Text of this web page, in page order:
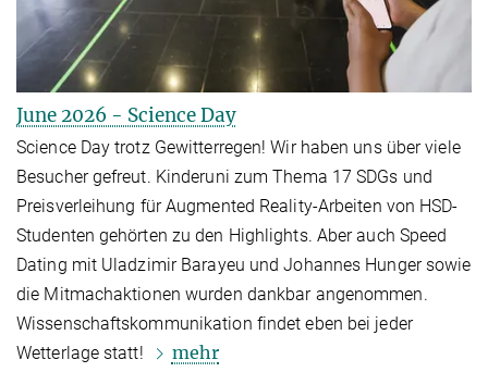
June 2026 - Science Day
Science Day trotz Gewitterregen! Wir haben uns über viele
Besucher gefreut. Kinderuni zum Thema 17 SDGs und
Preisverleihung für Augmented Reality-Arbeiten von HSD-
Studenten gehörten zu den Highlights. Aber auch Speed
Dating mit Uladzimir Barayeu und Johannes Hunger sowie
die Mitmachaktionen wurden dankbar angenommen.
Wissenschaftskommunikation findet eben bei jeder
Wetterlage statt!
mehr